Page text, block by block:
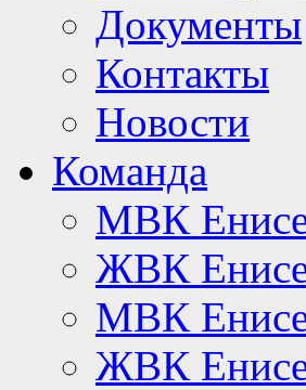
Документы
Контакты
Новости
Команда
МВК
ЖВК
МВК
ЖВК